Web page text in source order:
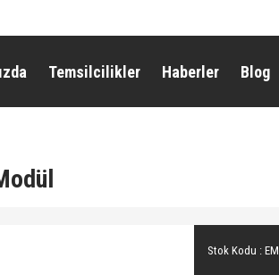
Temsilcilikler Haberler Blog
Stok Kodu :